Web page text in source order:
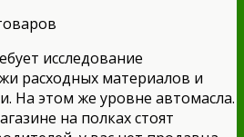
исследование
расходных материалов и
На этом же уровне автомасла.
на полках стоят